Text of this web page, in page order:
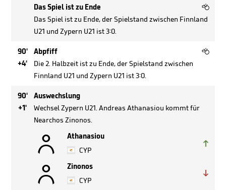
Das Spiel ist zu Ende 
Das Spiel ist zu Ende, der Spielstand zwischen Finnland
U21 und Zypern U21 ist 3:0.
90'
+4'
Abpfiff 
Die 2. Halbzeit ist zu Ende, der Spielstand zwischen
Finnland U21 und Zypern U21 ist 3:0.
90'
+1'
Auswechslung
Wechsel Zypern U21. Andreas Athanasiou kommt für
Nearchos Zinonos.

Athanasiou
CYP


Zinonos
CYP
